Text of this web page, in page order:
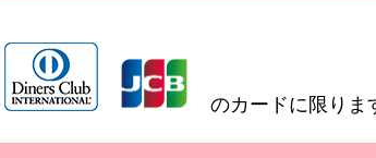
のカードに限りま